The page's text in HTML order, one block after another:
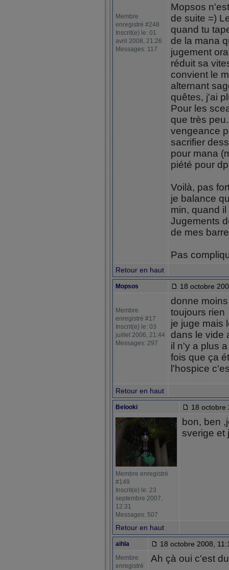
Membre
enregistré #248
Inscrit(e) le: 01
avril 2008, 21:26
Messages: 117
Mopsos
de suite =)
quand tu
de la mana
jugement
réduit sa
convient le
alternant
quêtes, j'ai
Pour les
que très
vengeance
sacrifier
pour mana
piété pour
Voilà, pas
je balance
min, quand
Jugements
de mes
Pas
Retour en haut
Mopsos 18 octobre
Membre
enregistré #17
Inscrit(e) le: 03
juillet 2006, 21:44
Messages: 297
donne
toujours rien
je juge mais
dans le vide
il n'y a plus
fois que ça
l'hospice
Retour en haut
Belooki 18 octobre
Membre enregistré
#149
Inscrit(e) le: 23
septembre 2007,
12:31
Messages: 507
bon, ben
sverige et
Retour en haut
aihla 18 octobre 2008,
Membre
enregistré
Ah çà oui c'est